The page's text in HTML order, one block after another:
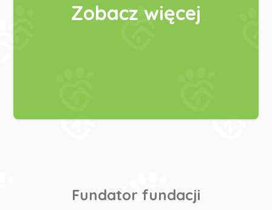
Zobacz więcej
Fundator fundacji